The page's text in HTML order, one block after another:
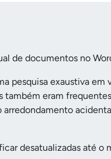
de documentos no
pesquisa exaustiva em
também eram
desatualizadas até o